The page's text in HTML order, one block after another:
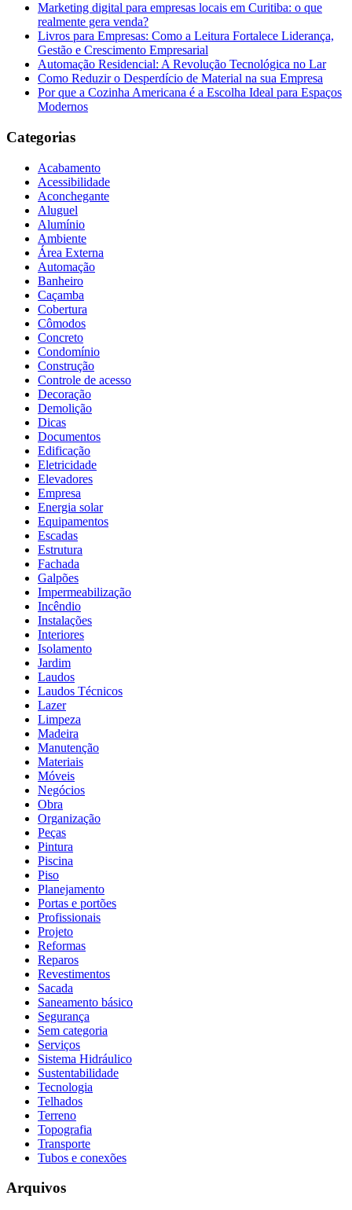
Marketing digital para empresas locais em Curitiba: o que
realmente gera venda?
Livros para Empresas: Como a Leitura Fortalece Liderança,
Gestão e Crescimento Empresarial
Automação Residencial: A Revolução Tecnológica no Lar
Como Reduzir o Desperdício de Material na sua Empresa
Por que a Cozinha Americana é a Escolha Ideal para Espaços
Modernos
Categorias
Acabamento
Acessibilidade
Aconchegante
Aluguel
Alumínio
Ambiente
Área Externa
Automação
Banheiro
Caçamba
Cobertura
Cômodos
Concreto
Condomínio
Construção
Controle de acesso
Decoração
Demolição
Dicas
Documentos
Edificação
Eletricidade
Elevadores
Empresa
Energia solar
Equipamentos
Escadas
Estrutura
Fachada
Galpões
Impermeabilização
Incêndio
Instalações
Interiores
Isolamento
Jardim
Laudos
Laudos Técnicos
Lazer
Limpeza
Madeira
Manutenção
Materiais
Móveis
Negócios
Obra
Organização
Peças
Pintura
Piscina
Piso
Planejamento
Portas e portões
Profissionais
Projeto
Reformas
Reparos
Revestimentos
Sacada
Saneamento básico
Segurança
Sem categoria
Serviços
Sistema Hidráulico
Sustentabilidade
Tecnologia
Telhados
Terreno
Topografia
Transporte
Tubos e conexões
Arquivos